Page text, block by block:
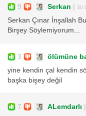
9 Serkan | 30
Serkan Çınar İnşallah
Birşey Söylemiyorum...
3 ölümüne
yine kendin çal kendin
başka bişey değil
7 ALemdarlı |